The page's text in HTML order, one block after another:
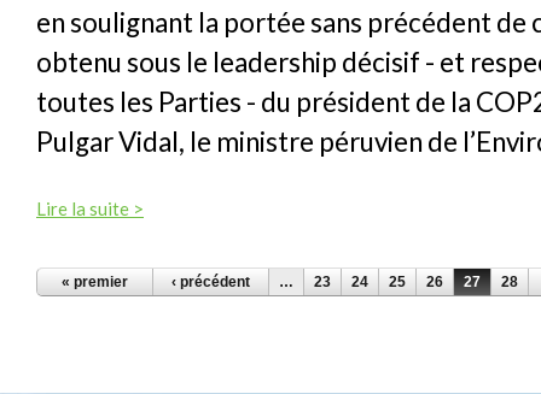
en soulignant la portée sans précédent de
obtenu sous le leadership décisif - et
toutes les Parties - du président de la
Pulgar Vidal, le ministre péruvien de
Lire la suite >
PAGES
« premier ‹ précédent … 23 24 25 26 27 28